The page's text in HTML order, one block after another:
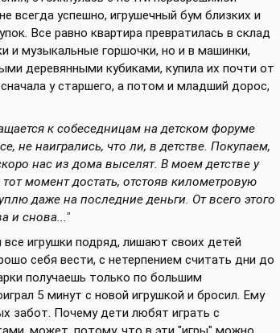
всегда успешно, игрушечный бум близких и
Все равно квартира превратилась в склад
и музыкальные горшочки, но и в машинки,
деревянными кубиками, купила их почти от
у старшего, а потом и младший дорос,
к собеседницам на детском форуме
не наигрались, что ли, в детстве. Покупаем,
нас из дома выселят. В моем детстве у
момент достать, отстояв километровую
даже на последние деньги. От всего этого
и снова..."
игрушки подряд, лишают своих детей
себя вести, с нетерпением считать дни до
получаешь только по большим
5 минут с новой игрушкой и бросил. Ему
забот. Почему дети любят играть с